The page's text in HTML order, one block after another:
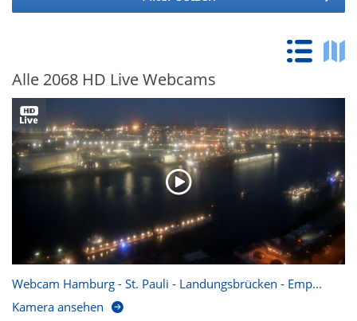
Alle 2068 HD Live Webcams
Webcam Hamburg - St. Pauli - Landungsbrücken - Emp...
Kamera ansehen